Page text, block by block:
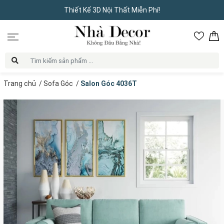
Thiết Kế 3D Nội Thất Miễn Phí!
Trang chủ /Sofa Góc / Salon Góc 4036T